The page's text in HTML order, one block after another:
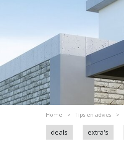
Home > Tips en advies >
deals extra's